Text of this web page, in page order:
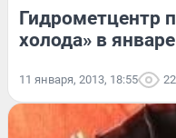
Гидрометцентр
холода» в январе
11 января, 2013, 18:55